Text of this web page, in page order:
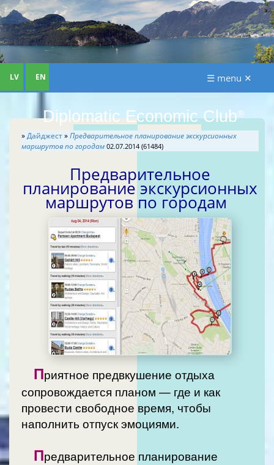
Diplomatic Economic Club®
LV EN ☰ menu ✕
»Дайджест»Предварительное планирование экскурсионных
маршрутов по городам 02.07.2014 (61484)
Предварительное
планирование экскурсионных
маршрутов по городам
Приятное предвкушение отдыха
сопровождается планом — где и как
провести свободное время, чтобы
наполнить отпуск эмоциями.
Предварительное планирование